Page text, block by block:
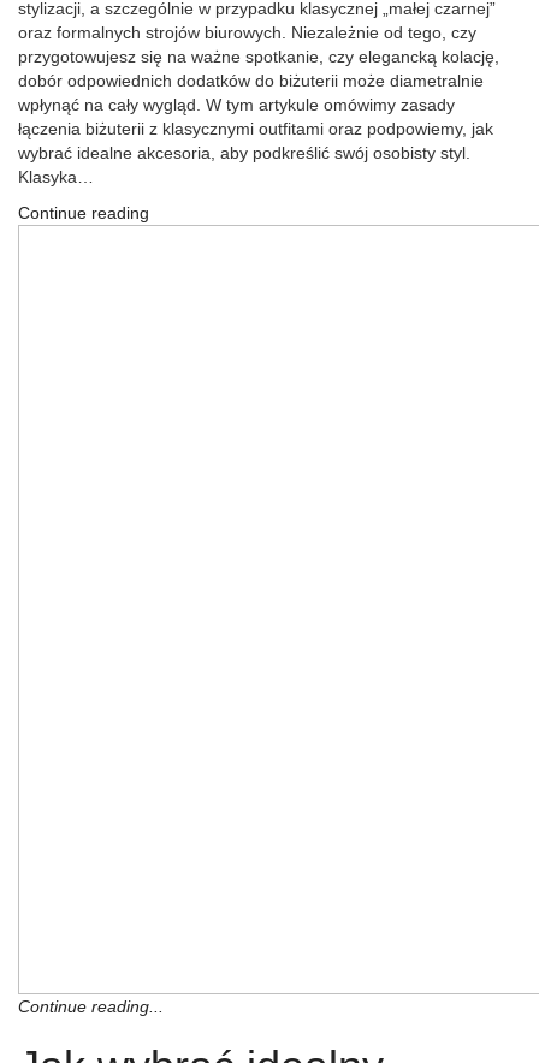
stylizacji, a szczególnie w przypadku klasycznej „małej czarnej”
oraz formalnych strojów biurowych. Niezależnie od tego, czy
przygotowujesz się na ważne spotkanie, czy elegancką kolację,
dobór odpowiednich dodatków do biżuterii może diametralnie
wpłynąć na cały wygląd. W tym artykule omówimy zasady
łączenia biżuterii z klasycznymi outfitami oraz podpowiemy, jak
wybrać idealne akcesoria, aby podkreślić swój osobisty styl.
Klasyka…
Continue reading
Continue reading...